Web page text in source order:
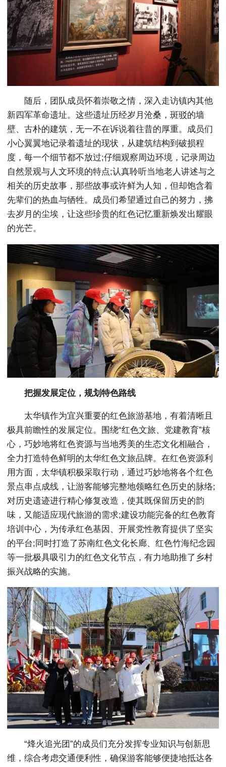
随后，团队成员怀着崇敬之情，深入走访镇内其他
新四军革命遗址。这些遗址历经岁月沧桑，斑驳的墙
壁、古朴的建筑，无一不在诉说着往昔的厚重。成员们
小心翼翼地记录着遗址的现状，从建筑结构到破损程
度，每一个细节都不放过;仔细观察周边环境，记录周边
自然景观与人文环境的特点;认真聆听当地老人讲述与之
相关的历史故事，那些故事或许鲜为人知，但却饱含着
先辈们的热血与牺牲。成员们希望通过自己的努力，拂
去岁月的尘埃，让这些珍贵的红色记忆重新焕发出耀眼
的光芒。
把握发展定位，规划特色路线
太华镇作为宜兴重要的红色旅游基地，有着清晰且
极具前瞻性的发展定位。围绕“红色文旅、党建教育”核
心，巧妙地将红色资源与当地秀美的生态文化相融合，
全力打造特色鲜明的太华红色文旅品牌。在红色资源利
用方面，太华镇积极采取行动，通过巧妙地将各个红色
景点串点成线，让游客能够完整地领略红色历史的脉络;
对历史遗迹进行精心修复改造，使其既保留历史的韵
味，又能适应现代旅游的需求;建设功能完备的红色教育
培训中心，为传承红色基因、开展党性教育提供了坚实
的平台;同时打造了苏南红色文化长廊、红色竹海纪念园
等一批极具吸引力的红色文化节点，有力地助推了乡村
振兴战略的实施。
“烽火追光团”的成员们充分发挥专业知识与创新思
维，综合考虑交通便利性，确保游客能够便捷地抵达各